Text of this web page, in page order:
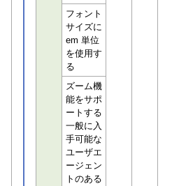
フォント
サイズに
em 単位
を使用す
る
ズーム機
能をサポ
ートする
一般に入
手可能な
ユーザエ
ージェン
トのある